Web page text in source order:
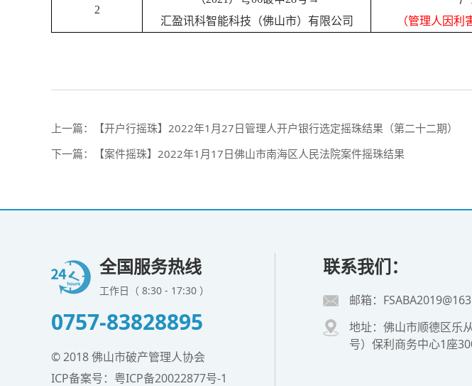
2
汇盈讯科智能科技（佛山市）有限公司
（管理人因利
上一篇：
【开户行摇珠】2022年1月27日管理人开户银行选定摇珠结果（第二十二期）
下一篇：
【案件摇珠】2022年1月17日佛山市南海区人民法院案件摇珠结果
全国服务热线
工作日（ 8:30 - 17:30 ）
0757-83828895
© 2018 佛山市破产管理人协会
ICP备案号： 粤ICP备20022877号-1
联系我们：
邮箱：
地址：佛山市顺德区乐
号）保利商务中心1座